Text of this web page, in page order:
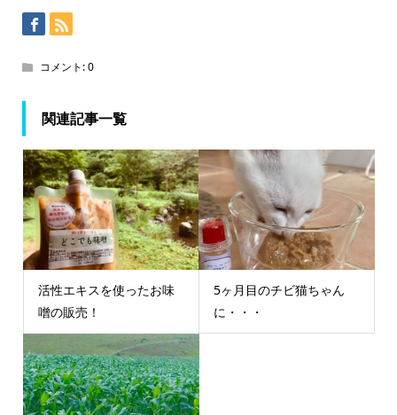
コメント:0
関連記事一覧
活性エキスを使ったお味
噌の販売！
5ヶ月目のチビ猫ちゃん
に・・・